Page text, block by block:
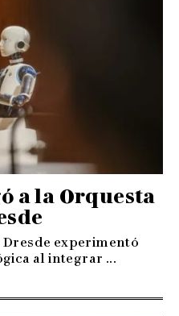
a la Orquesta
Dresde experimentó
al integrar ...